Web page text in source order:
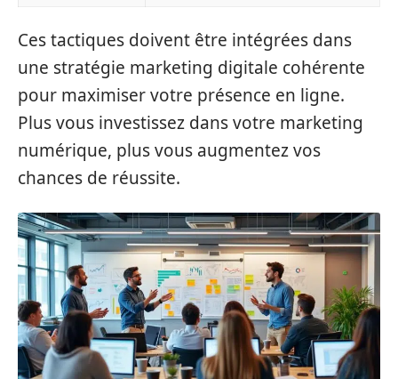
Ces tactiques doivent être intégrées dans
une stratégie marketing digitale cohérente
pour maximiser votre présence en ligne.
Plus vous investissez dans votre marketing
numérique, plus vous augmentez vos
chances de réussite.